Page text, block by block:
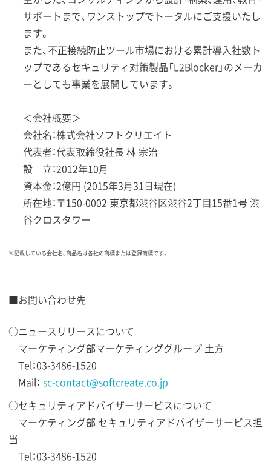
サポートまで、ワンストップでトータルにご支援いたし
ます。
また、不正接続防止ツール市場における累計導入社数ト
ップであるセキュリティ対策製品「L2Blocker」のメーカ
ーとしても事業を展開しています。
＜会社概要＞
会社名：株式会社ソフトクリエイト
代表者：代表取締役社長 林 宗治
設 立：2012年10月
資本金：2億円 (2015年3月31日現在)
所在地：〒150-0002 東京都渋谷区渋谷2丁目15番1号 渋
谷クロスタワー
※記載している会社名、商品名は各社の商標または登録商標です。
■お問い合わせ先
○ニュースリリースについて
マーケティング部マーケティンググループ 土方
Tel：03-3486-1520
Mail： sc-contact@softcreate.co.jp
○セキュリティアドバイザーサービスについて
マーケティング部 セキュリティアドバイザーサービス担
当
Tel：03-3486-1520